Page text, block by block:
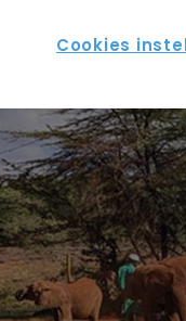
land.
Cookies